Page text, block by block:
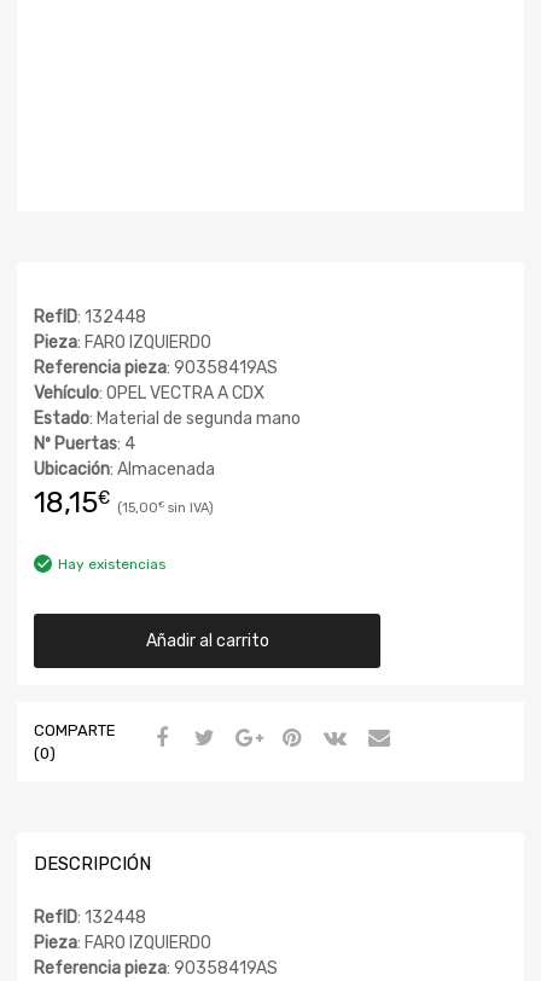
RefID: 132448
Pieza: FARO IZQUIERDO
Referencia pieza: 90358419AS
Vehículo: OPEL VECTRA A CDX
Estado: Material de segunda mano
Nº Puertas: 4
Ubicación: Almacenada
18,15€ 15,00€
Hay existencias
Añadir al carrito
COMPARTE
(0)
DESCRIPCIÓN
RefID: 132448
Pieza: FARO IZQUIERDO
Referencia pieza: 90358419AS